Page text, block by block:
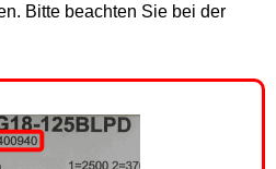
Bitte beachten Sie bei der